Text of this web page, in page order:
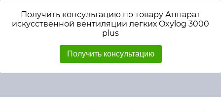
Получить консультацию по товару Аппарат
искусственной вентиляции легких Oxylog 3000
plus
Получить консультацию